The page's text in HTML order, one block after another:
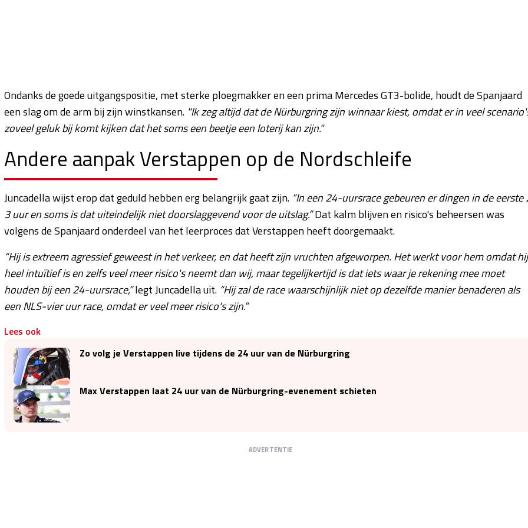
Ondanks de goede uitgangspositie, met sterke ploegmakker en een prima Mercedes GT3-bolide, houdt de Spanjaard
een slag om de arm bij zijn winstkansen. "Ik zeg altijd dat de Nürburgring zijn winnaar kiest, omdat er in veel
zoveel geluk bij komt kijken dat het soms een beetje een loterij kan zijn."
Andere aanpak Verstappen op de Nordschleife
Juncadella wijst erop dat geduld hebben erg belangrijk gaat zijn. “In een 24-uursrace gebeuren er dingen in de eerste
3 uur en soms is dat uiteindelijk niet doorslaggevend voor de uitslag.”Dat kalm blijven en risico's beheersen was
volgens de Spanjaard onderdeel van het leerproces dat Verstappen heeft doorgemaakt.
“Hij is extreem agressief geweest in het verkeer, en dat heeft zijn vruchten afgeworpen. Het werkt voor hem omdat hij
heel intuïtief is en zelfs veel meer risico's neemt dan wij, maar tegelijkertijd is dat iets waar je rekening mee moet
houden bij een 24-uursrace,”legt Juncadella uit. “Hij zal de race waarschijnlijk niet op dezelfde manier benaderen als
een NLS-vier uur race, omdat er veel meer risico's zijn.”
Lees ook
Zo volg je Verstappen live tijdens de 24 uur van de Nürburgring
Max Verstappen laat 24 uur van de Nürburgring-evenement schieten
ADVERTENTIE